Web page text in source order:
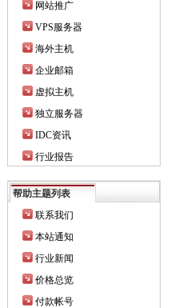
网站推广
VPS服务器
海外主机
企业邮箱
虚拟主机
独立服务器
IDC资讯
行业报告
帮助主题列表
联系我们
本站通知
行业新闻
价格总览
付款帐号